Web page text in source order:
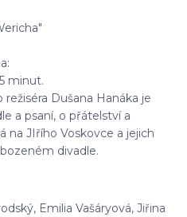
minut.
Dušana Hanáka je
a psaní, o přátelství a
na JIřího Voskovce a jejich
divadle.
Emilia Vašáryová, Jiřina